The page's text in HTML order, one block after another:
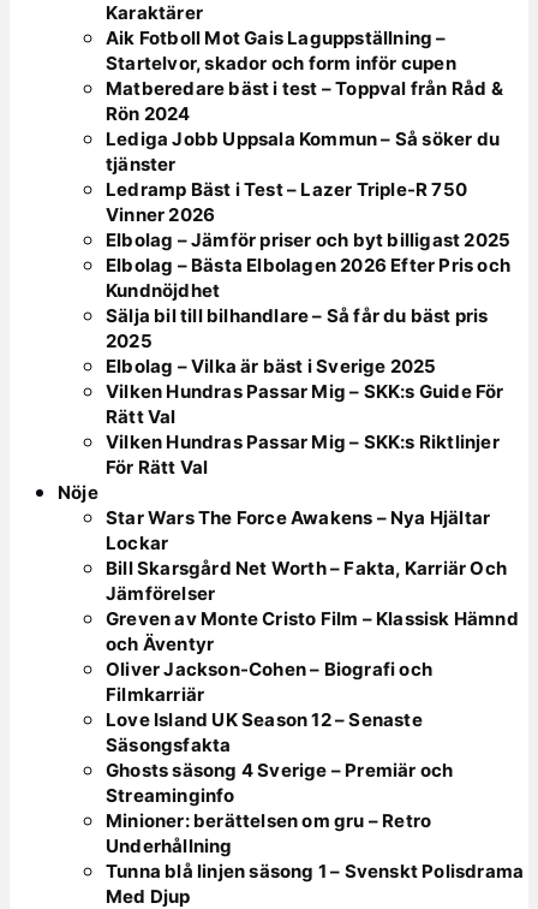
Karaktärer
Aik Fotboll Mot Gais Laguppställning –
Startelvor, skador och form inför cupen
Matberedare bäst i test – Toppval från Råd &
Rön 2024
Lediga Jobb Uppsala Kommun – Så söker du
tjänster
Ledramp Bäst i Test – Lazer Triple-R 750
Vinner 2026
Elbolag – Jämför priser och byt billigast 2025
Elbolag – Bästa Elbolagen 2026 Efter Pris och
Kundnöjdhet
Sälja bil till bilhandlare – Så får du bäst pris
2025
Elbolag – Vilka är bäst i Sverige 2025
Vilken Hundras Passar Mig – SKK:s Guide För
Rätt Val
Vilken Hundras Passar Mig – SKK:s Riktlinjer
För Rätt Val
Nöje
Star Wars The Force Awakens – Nya Hjältar
Lockar
Bill Skarsgård Net Worth – Fakta, Karriär Och
Jämförelser
Greven av Monte Cristo Film – Klassisk Hämnd
och Äventyr
Oliver Jackson-Cohen – Biografi och
Filmkarriär
Love Island UK Season 12 – Senaste
Säsongsfakta
Ghosts säsong 4 Sverige – Premiär och
Streaminginfo
Minioner: berättelsen om gru – Retro
Underhållning
Tunna blå linjen säsong 1 – Svenskt Polisdrama
Med Djup